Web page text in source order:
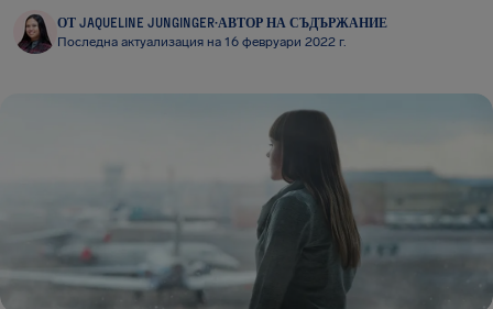
ОТ JAQUELINE JUNGINGER·АВТОР НА СЪДЪРЖАНИЕ
Последна актуализация на 16 февруари 2022 г.